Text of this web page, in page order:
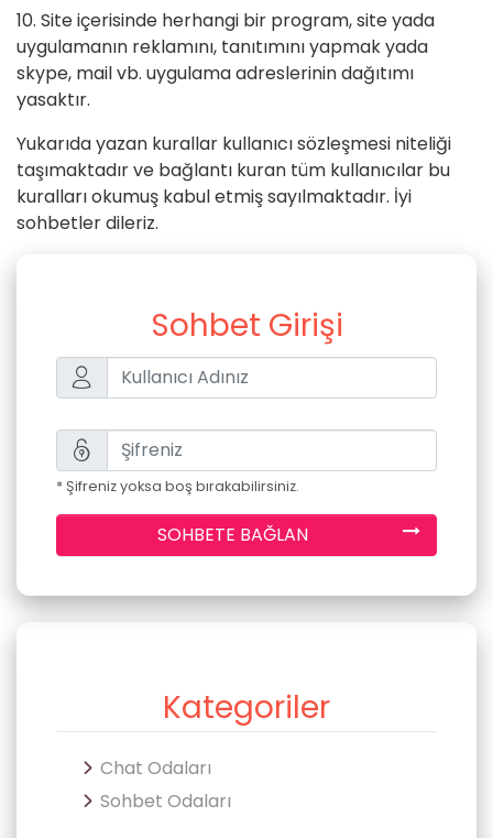
10. Site içerisinde herhangi bir program, site yada
uygulamanın reklamını, tanıtımını yapmak yada
skype, mail vb. uygulama adreslerinin dağıtımı
yasaktır.
Yukarıda yazan kurallar kullanıcı sözleşmesi niteliği
taşımaktadır ve bağlantı kuran tüm kullanıcılar bu
kuralları okumuş kabul etmiş sayılmaktadır. İyi
sohbetler dileriz.
Sohbet Girişi
* Şifreniz yoksa boş bırakabilirsiniz.
SOHBETE BAĞLAN
Kategoriler
Chat Odaları
Sohbet Odaları